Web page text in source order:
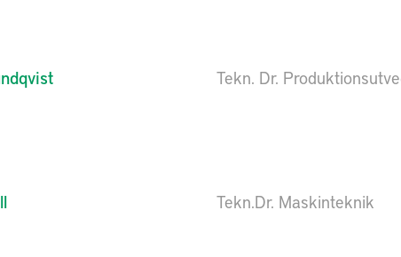
Tekn. Dr.
Tekn.Dr. Maskinteknik